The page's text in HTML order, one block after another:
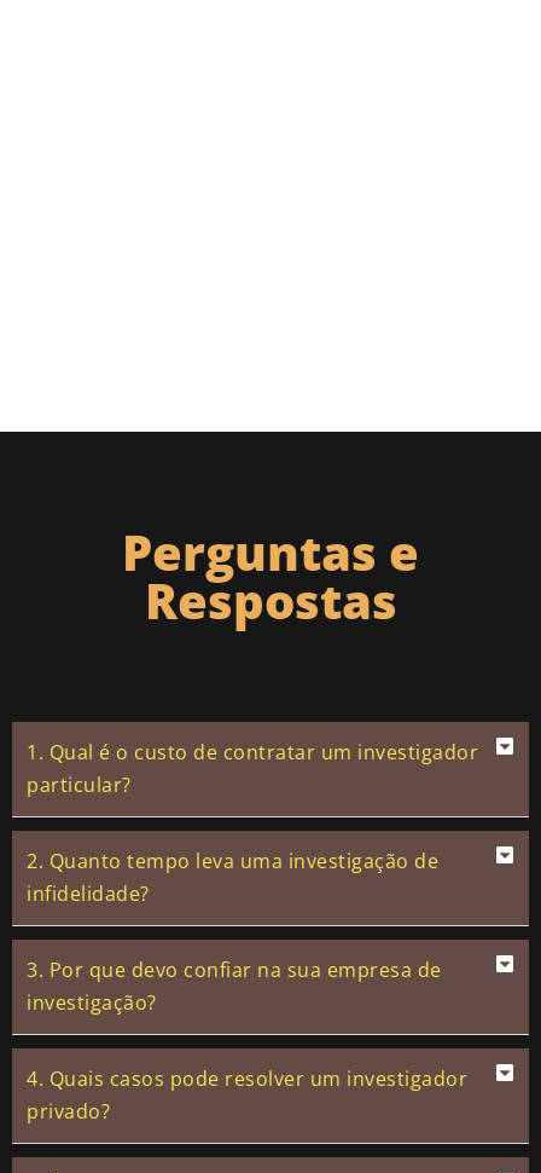
Perguntas e
Respostas
1. Qual é o custo de contratar um investigador
particular?
2. Quanto tempo leva uma investigação de
infidelidade?
3. Por que devo confiar na sua empresa de
investigação?
4. Quais casos pode resolver um investigador
privado?